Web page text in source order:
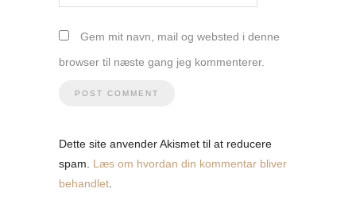
Gem mit navn, mail og websted i denne
browser til næste gang jeg kommenterer.
Dette site anvender Akismet til at reducere
spam. Læs om hvordan din kommentar bliver
behandlet